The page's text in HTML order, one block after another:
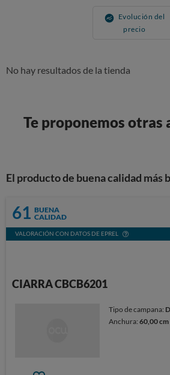
Evolución del
precio
No hay resultados de la tienda
Te proponemos
El producto de buena calidad más
61 BUENA
CALIDAD
VALORACIÓN CON DATOS DE EPREL
CIARRA CBCB6201
Tipo de campana:
Anchura:60,00 cm